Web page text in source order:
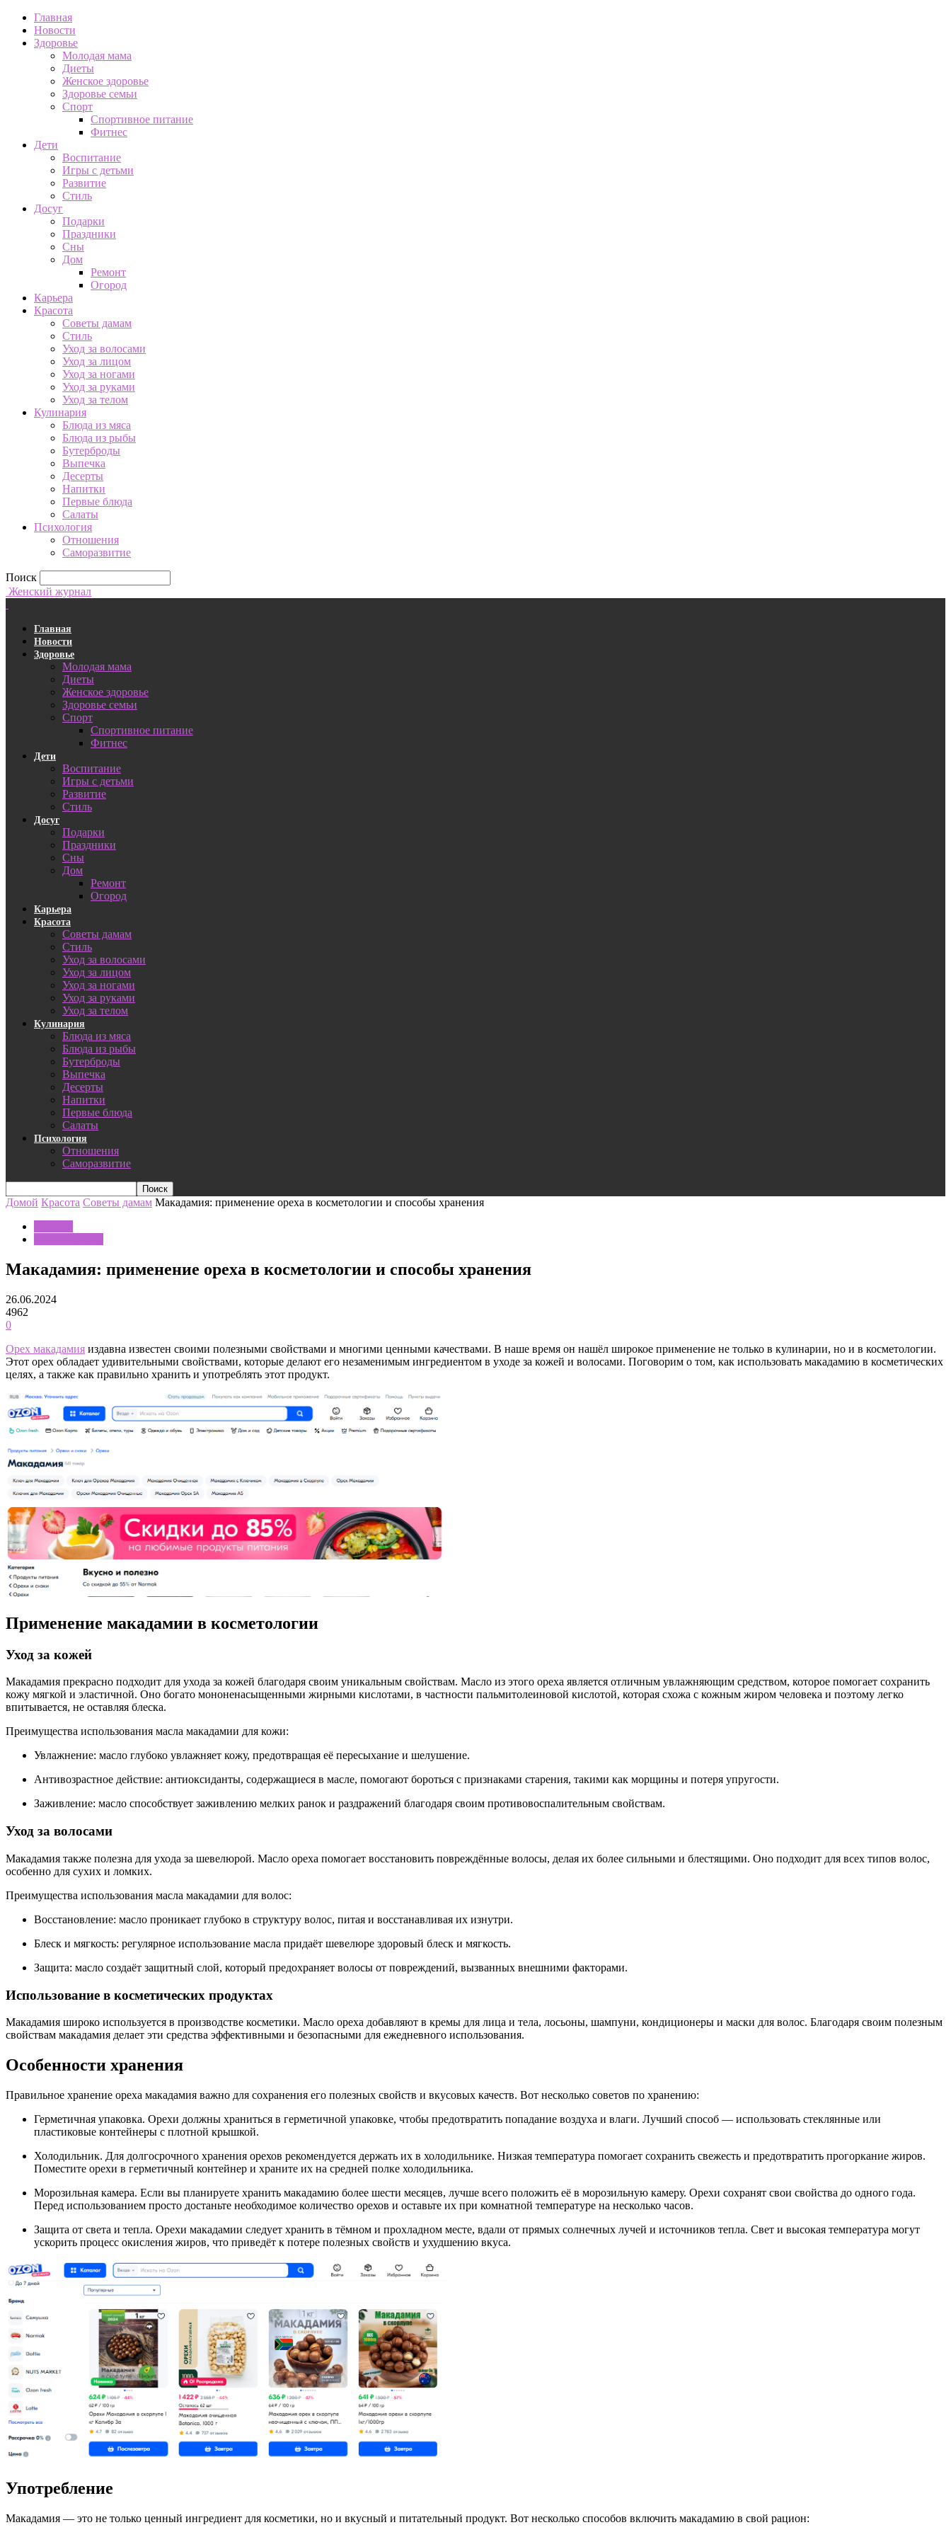
Главная
Новости
Здоровье
Молодая мама
Диеты
Женское здоровье
Здоровье семьи
Спорт
Спортивное питание
Фитнес
Дети
Воспитание
Игры с детьми
Развитие
Стиль
Досуг
Подарки
Праздники
Сны
Дом
Ремонт
Огород
Карьера
Красота
Советы дамам
Стиль
Уход за волосами
Уход за лицом
Уход за ногами
Уход за руками
Уход за телом
Кулинария
Блюда из мяса
Блюда из рыбы
Бутерброды
Выпечка
Десерты
Напитки
Первые блюда
Салаты
Психология
Отношения
Саморазвитие
Поиск
Женский журнал
Главная
Новости
Здоровье
Молодая мама
Диеты
Женское здоровье
Здоровье семьи
Спорт
Спортивное питание
Фитнес
Дети
Воспитание
Игры с детьми
Развитие
Стиль
Досуг
Подарки
Праздники
Сны
Дом
Ремонт
Огород
Карьера
Красота
Советы дамам
Стиль
Уход за волосами
Уход за лицом
Уход за ногами
Уход за руками
Уход за телом
Кулинария
Блюда из мяса
Блюда из рыбы
Бутерброды
Выпечка
Десерты
Напитки
Первые блюда
Салаты
Психология
Отношения
Саморазвитие
Домой Красота Советы дамам Макадамия: применение ореха в косметологии и способы хранения
Макадамия: применение ореха в косметологии и способы хранения
26.06.2024
4962
0
Орех макадамия издавна известен своими полезными свойствами и многими ценными качествами. В наше время он нашёл широкое применение не только в кулинарии, но и в косметологии.
Этот орех обладает удивительными свойствами, которые делают его незаменимым ингредиентом в уходе за кожей и волосами. Поговорим о том, как использовать макадамию в косметических
целях, а также как правильно хранить и употреблять этот продукт.
Применение макадамии в косметологии
Уход за кожей
Макадамия прекрасно подходит для ухода за кожей благодаря своим уникальным свойствам. Масло из этого ореха является отличным увлажняющим средством, которое помогает сохранить
кожу мягкой и эластичной. Оно богато мононенасыщенными жирными кислотами, в частности пальмитолеиновой кислотой, которая схожа с кожным жиром человека и поэтому легко
впитывается, не оставляя блеска.
Преимущества использования масла макадамии для кожи:
Увлажнение: масло глубоко увлажняет кожу, предотвращая её пересыхание и шелушение.
Антивозрастное действие: антиоксиданты, содержащиеся в масле, помогают бороться с признаками старения, такими как морщины и потеря упругости.
Заживление: масло способствует заживлению мелких ранок и раздражений благодаря своим противовоспалительным свойствам.
Уход за волосами
Макадамия также полезна для ухода за шевелюрой. Масло ореха помогает восстановить повреждённые волосы, делая их более сильными и блестящими. Оно подходит для всех типов волос,
особенно для сухих и ломких.
Преимущества использования масла макадамии для волос:
Восстановление: масло проникает глубоко в структуру волос, питая и восстанавливая их изнутри.
Блеск и мягкость: регулярное использование масла придаёт шевелюре здоровый блеск и мягкость.
Защита: масло создаёт защитный слой, который предохраняет волосы от повреждений, вызванных внешними факторами.
Использование в косметических продуктах
Макадамия широко используется в производстве косметики. Масло ореха добавляют в кремы для лица и тела, лосьоны, шампуни, кондиционеры и маски для волос. Благодаря своим полезным
свойствам макадамия делает эти средства эффективными и безопасными для ежедневного использования.
Особенности хранения
Правильное хранение ореха макадамия важно для сохранения его полезных свойств и вкусовых качеств. Вот несколько советов по хранению:
Герметичная упаковка. Орехи должны храниться в герметичной упаковке, чтобы предотвратить попадание воздуха и влаги. Лучший способ — использовать стеклянные или
пластиковые контейнеры с плотной крышкой.
Холодильник. Для долгосрочного хранения орехов рекомендуется держать их в холодильнике. Низкая температура помогает сохранить свежесть и предотвратить прогоркание жиров.
Поместите орехи в герметичный контейнер и храните их на средней полке холодильника.
Морозильная камера. Если вы планируете хранить макадамию более шести месяцев, лучше всего положить её в морозильную камеру. Орехи сохранят свои свойства до одного года.
Перед использованием просто достаньте необходимое количество орехов и оставьте их при комнатной температуре на несколько часов.
Защита от света и тепла. Орехи макадамии следует хранить в тёмном и прохладном месте, вдали от прямых солнечных лучей и источников тепла. Свет и высокая температура могут
ускорить процесс окисления жиров, что приведёт к потере полезных свойств и ухудшению вкуса.
Употребление
Макадамия — это не только ценный ингредиент для косметики, но и вкусный и питательный продукт. Вот несколько способов включить макадамию в свой рацион: